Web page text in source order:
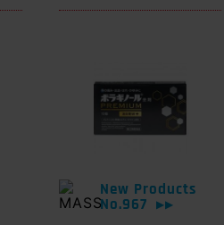
New Products
No.967
▶▶